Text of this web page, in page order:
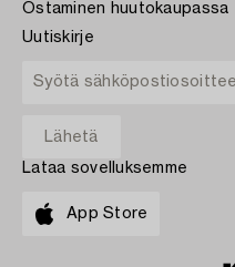
Ostaminen huutokaupassa
Uutiskirje
Lataa sovelluksemme
App Store